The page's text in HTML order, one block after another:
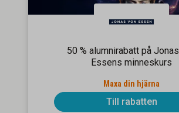
50 % alumnirabatt på
Essens minneskurs
Maxa din hjärna
Till rabatten